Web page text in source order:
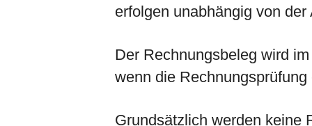
erfolgen unabhängig von
Der Rechnungsbeleg wird
wenn die
Grundsätzlich werden keine